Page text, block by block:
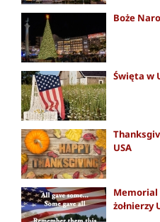
Boże
Święta w
USA
Memorial
żołnierzy